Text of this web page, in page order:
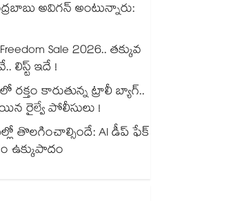
అవిగన్ అంటున్నారు:
Sale 2026.. తక్కువ
లిస్ట్ ఇదే !
కారుతున్న ట్రాలీ బ్యాగ్..
రైల్వే పోలీసులు !
తొలగించాల్సిందే: AI డీప్ ఫేక్
ఉక్కుపాదం